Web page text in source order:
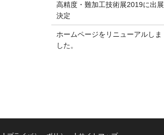
高精度・難加工技術展2019に出展
決定
ホームページをリニューアルしま
した。